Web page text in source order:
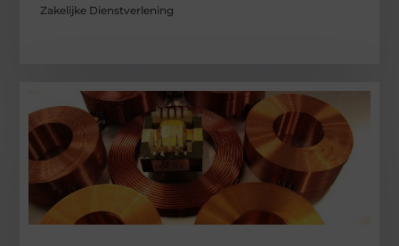
Zakelijke Dienstverlening